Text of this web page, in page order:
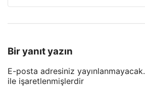
Bir yanıt yazın
E-posta adresiniz yayınlanmayacak.
ile işaretlenmişlerdir